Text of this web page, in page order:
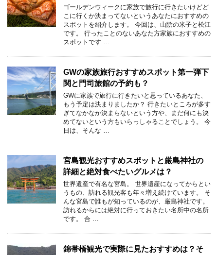
ゴールデンウィークに家族で旅行に行きたいけどど
こに行くか決まってないというあなたにおすすめの
スポットを紹介します。 今回は、山陰の米子と松江
です。 行ったことのないあなた方家族におすすめの
スポットです …
GWの家族旅行おすすめスポット第一弾下
関と門司旅館の予約も？
GWに家族で旅行に行きたいと思っているあなた、
もう予定は決まりましたか？ 行きたいところが多す
ぎてなかなか決まらないという方や、まだ何にも決
めてないという方もいらっしゃることでしょう。 今
日は、そんな …
宮島観光おすすめスポットと厳島神社の
詳細と絶対食べたいグルメは？
世界遺産で有名な宮島。 世界遺産になってからとい
うもの、訪れる観光客も年々増え続けています。 そ
んな宮島で誰もが知っているのが、厳島神社です。
訪れるからには絶対に行っておきたい名所中の名所
です。 合 …
錦帯橋観光で実際に見たおすすめは？そ